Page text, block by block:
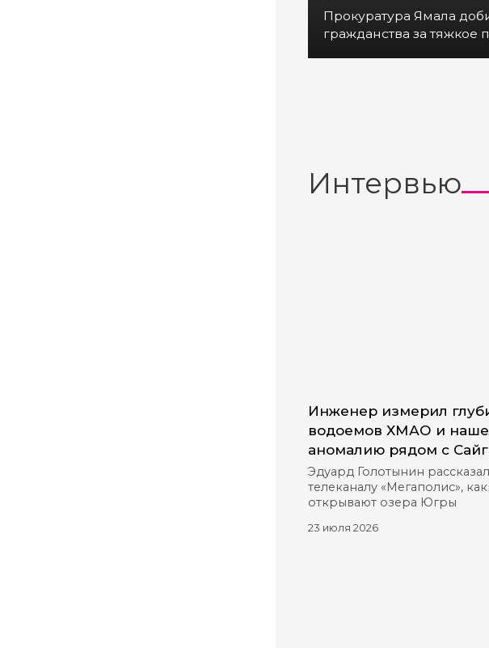
Прокуратура Ямала
гражданства за тяжкое
Интервью
Инженер измерил
водоемов ХМАО и
аномалию рядом с
Эдуард Голотынин рассказал
телеканалу «Мегаполис»,
открывают озера Югры
23 июля 2026